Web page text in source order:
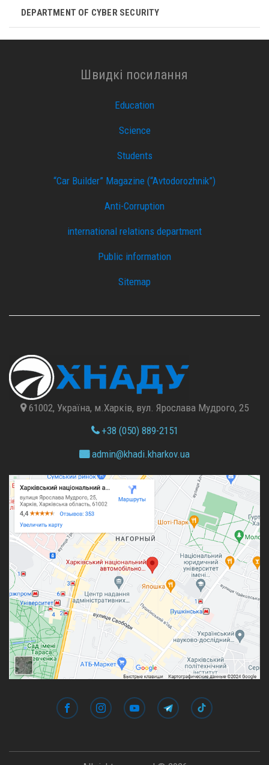
DEPARTMENT OF CYBER ​​SECURITY
Швидкі посилання
Education
Science
Students
“Car Builder” Magazine (“Avtodorozhnik”)
Anti-Corruption
international relations department
Public information
Sitemap
61002, Україна, м.Харків, вул. Ярослава Мудрого, 25
+38 (050) 889-2151
admin@khadi.kharkov.ua